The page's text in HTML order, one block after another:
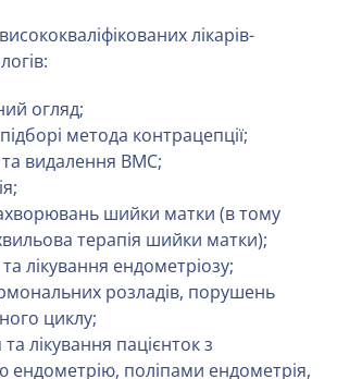
лікарів-
огляд;
метода контрацепції;
видалення ВМС;
шийки матки (в тому
терапія шийки матки);
лікування ендометріозу;
розладів, порушень
циклу;
лікування пацієнток з
ендометрію, поліпами ендометрія,